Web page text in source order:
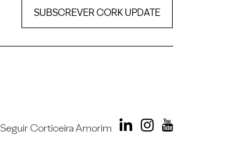
SUBSCREVER CORK UPDATE
Seguir Corticeira Amorim